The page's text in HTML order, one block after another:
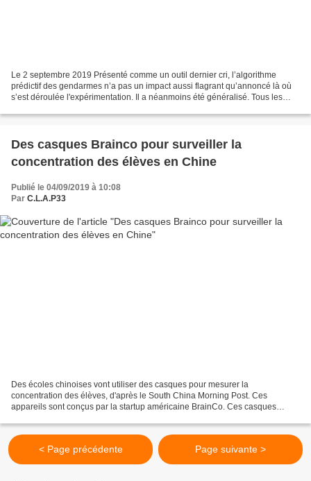
Le 2 septembre 2019 Présenté comme un outil dernier cri, l’algorithme
prédictif des gendarmes n’a pas un impact aussi flagrant qu’annoncé là où
s’est déroulée l'expérimentation. Il a néanmoins été généralisé. Tous les
Des casques Brainco pour surveiller la
concentration des élèves en Chine
Publié le 04/09/2019 à 10:08
Par C.L.A.P33
Des écoles chinoises vont utiliser des casques pour mesurer la
concentration des élèves, d'après le South China Morning Post. Ces
appareils sont conçus par la startup américaine BrainCo. Ces casques
< Page précédente Page suivante >